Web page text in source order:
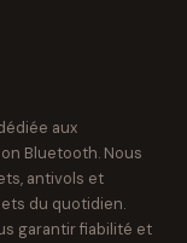
aux
Bluetooth. Nous
antivols et
du quotidien.
garantir fiabilité et